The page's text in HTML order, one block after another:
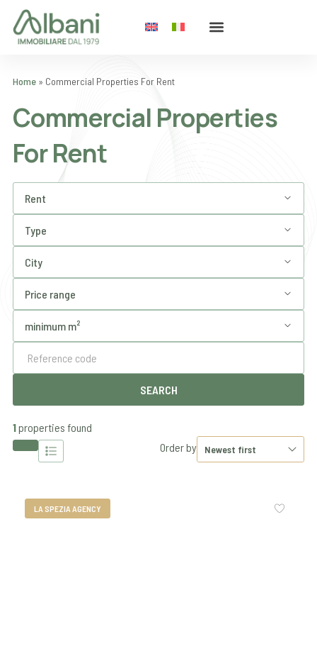
Home» Commercial Properties For Rent
Commercial Properties
For Rent
1properties found
Order by
LA SPEZIA AGENCY